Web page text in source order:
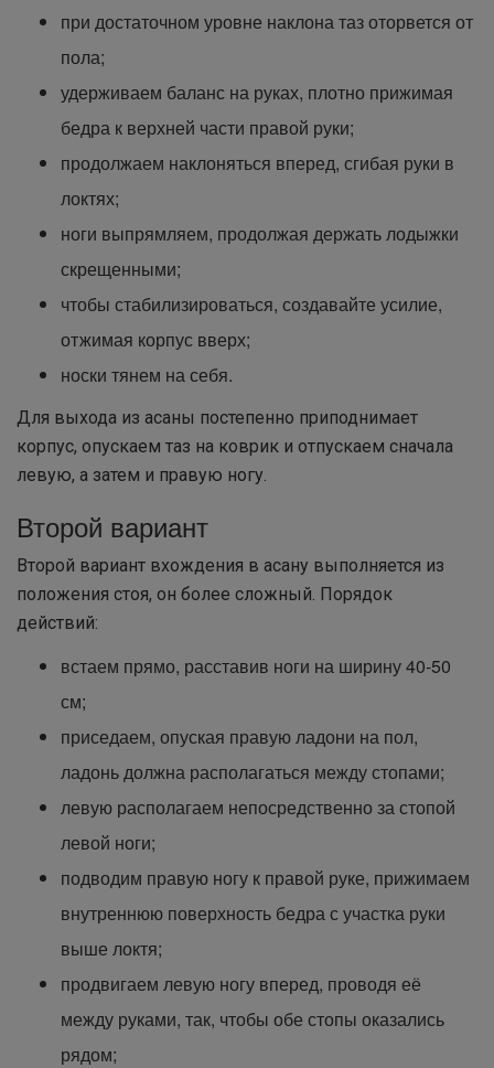
при достаточном уровне наклона таз оторвется от
пола;
удерживаем баланс на руках, плотно прижимая
бедра к верхней части правой руки;
продолжаем наклоняться вперед, сгибая руки в
локтях;
ноги выпрямляем, продолжая держать лодыжки
скрещенными;
чтобы стабилизироваться, создавайте усилие,
отжимая корпус вверх;
носки тянем на себя.
Для выхода из асаны постепенно приподнимает
корпус, опускаем таз на коврик и отпускаем сначала
левую, а затем и правую ногу.
Второй вариант
Второй вариант вхождения в асану выполняется из
положения стоя, он более сложный. Порядок
действий:
встаем прямо, расставив ноги на ширину 40-50
см;
приседаем, опуская правую ладони на пол,
ладонь должна располагаться между стопами;
левую располагаем непосредственно за стопой
левой ноги;
подводим правую ногу к правой руке, прижимаем
внутреннюю поверхность бедра с участка руки
выше локтя;
продвигаем левую ногу вперед, проводя её
между руками, так, чтобы обе стопы оказались
рядом;